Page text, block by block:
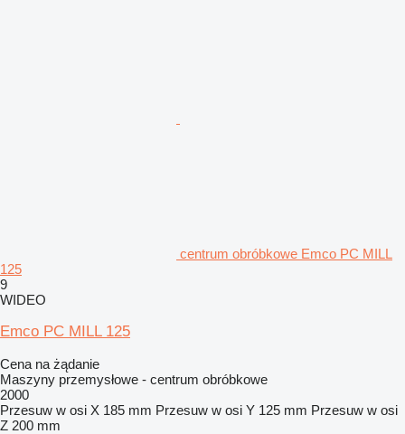
centrum obróbkowe Emco PC MILL
125
9
WIDEO
Emco PC MILL 125
Cena na żądanie
Maszyny przemysłowe - centrum obróbkowe
2000
Przesuw w osi X 185 mm Przesuw w osi Y 125 mm Przesuw w osi
Z 200 mm